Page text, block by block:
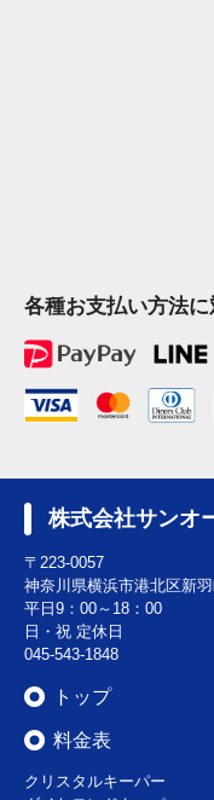
各種お支払い方法に
株式会社サンオ
〒223-0057
神奈川県横浜市港北区新
平日9：00～18：00
日・祝 定休日
045-543-1848
トップ
料金表
クリスタルキーパー